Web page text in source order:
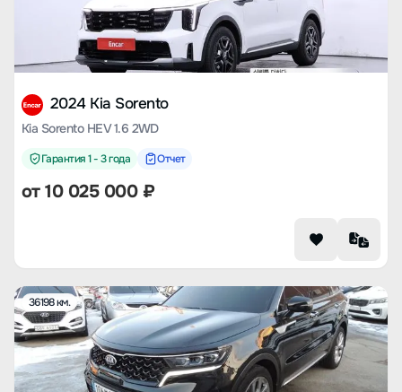
2024 Kia Sorento
Kia Sorento HEV 1.6 2WD
Гарантия 1 - 3 года Отчет
от10 025 000₽
36198 км.